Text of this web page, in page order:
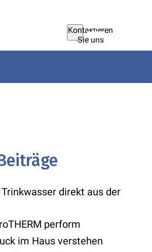
Kontaktieren
Sie uns
direkt aus der
perform
im Haus verstehen